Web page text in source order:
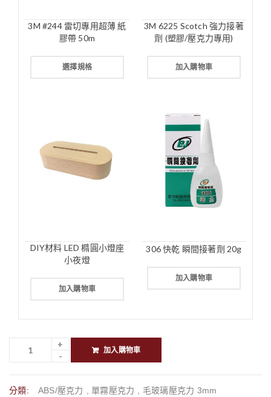
3M #244 雷切專用超薄 紙
膠帶 50m
選擇規格
3M 6225 Scotch 強力接著
劑 (塑膠/壓克力專用)
加入購物車
DIY材料 LED 橢圓小燈座
小夜燈
加入購物車
306 快乾 瞬間接著劑 20g
加入購物車
加入購物車
分類: ABS/壓克力 , 單霧壓克力 , 毛玻璃壓克力 3mm